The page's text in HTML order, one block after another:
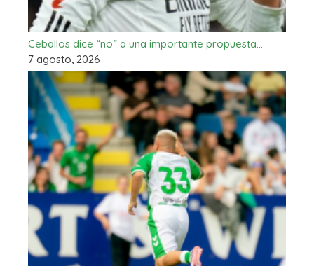
Ceballos dice “no” a una importante propuesta…
7 agosto, 2026